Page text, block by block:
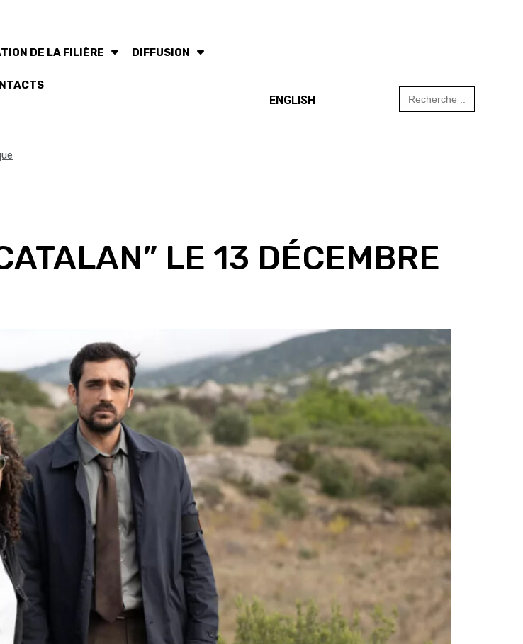
DE LA FILIÈRE DIFFUSION
ENGLISH
Search
for:
LE 13 DÉCEMBRE